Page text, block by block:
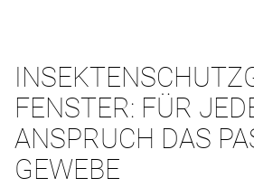
FENSTER: FÜR
ANSPRUCH DAS
GEWEBE